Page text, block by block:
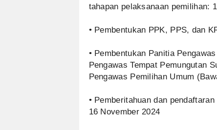
tahapan pelaksanaan pemilihan:
• Pembentukan PPK, PPS, dan
• Pembentukan Panitia
Pengawas Tempat Pemungutan
Pengawas Pemilihan Umum
• Pemberitahuan dan
16 November 2024